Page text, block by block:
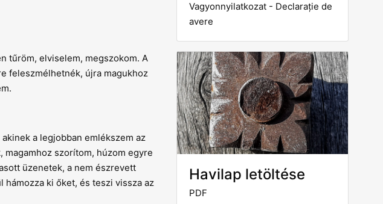
tűröm, elviselem, megszokom. A
feleszmélhetnék, újra magukhoz
a legjobban emlékszem az
magamhoz szorítom, húzom egyre
üzenetek, a nem észrevett
ki őket, és teszi vissza az
Vagyonnyilatkozat - Declarație de
avere
Havilap letöltése
PDF